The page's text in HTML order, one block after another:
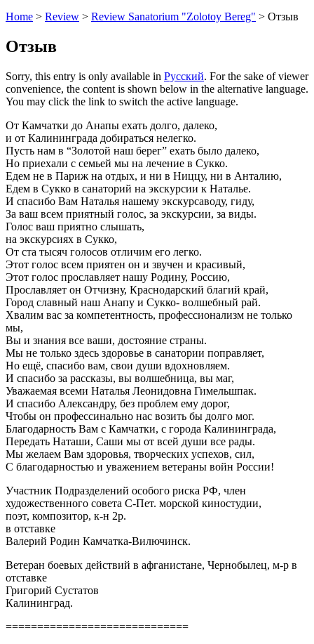
Home > Review > Review Sanatorium "Zolotoy Bereg" > Отзыв
Отзыв
Sorry, this entry is only available in Русский. For the sake of viewer
convenience, the content is shown below in the alternative language.
You may click the link to switch the active language.
От Камчатки до Анапы ехать долго, далеко,
и от Калининграда добираться нелегко.
Пусть нам в “Золотой наш берег” ехать было далеко,
Но приехали с семьей мы на лечение в Сукко.
Едем не в Париж на отдых, и ни в Ниццу, ни в Анталию,
Едем в Сукко в санаторий на экскурсии к Наталье.
И спасибо Вам Наталья нашему экскурсаводу, гиду,
За ваш всем приятный голос, за экскурсии, за виды.
Голос ваш приятно слышать,
на экскурсиях в Сукко,
От ста тысяч голосов отличим его легко.
Этот голос всем приятен он и звучен и красивый,
Этот голос прославляет нашу Родину, Россию,
Прославляет он Отчизну, Краснодарский благий край,
Город славный наш Анапу и Сукко- волшебный рай.
Хвалим вас за компетентность, профессионализм не только
мы,
Вы и знания все ваши, достояние страны.
Мы не только здесь здоровье в санатории поправляет,
Но ещё, спасибо вам, свои души вдохновляем.
И спасибо за рассказы, вы волшебница, вы маг,
Уважаемая всеми Наталья Леонидовна Гимельшпак.
И спасибо Александру, без проблем ему дорог,
Чтобы он профессинально нас возить бы долго мог.
Благодарность Вам с Камчатки, с города Калининграда,
Передать Наташи, Саши мы от всей души все рады.
Мы желаем Вам здоровья, творческих успехов, сил,
С благодарностью и уважением ветераны войн России!
Участник Подразделений особого риска РФ, член
художественного совета С-Пет. морской киностудии,
поэт, композитор, к-н 2р.
в отставке
Валерий Родин Камчатка-Вилючинск.
Ветеран боевых действий в афганистане, Чернобылец, м-р в
отставке
Григорий Сустатов
Калининград.
=============================